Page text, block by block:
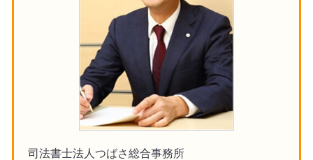
司法書士法人つばさ総合事務所